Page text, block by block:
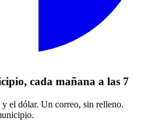
cada mañana a las 7
el dólar. Un correo, sin relleno.